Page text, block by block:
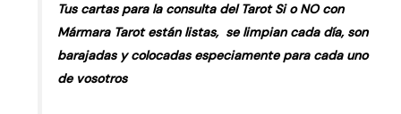
Tus cartas para la consulta del Tarot Si o NO con
Mármara Tarot están listas, se limpian cada día, son
barajadas y colocadas especiamente para cada uno
de vosotros